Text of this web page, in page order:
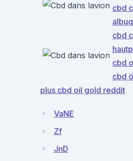
cbd
cbd
cbd
cbd
plus cbd oil gold reddit
VaNE
Zf
JnD